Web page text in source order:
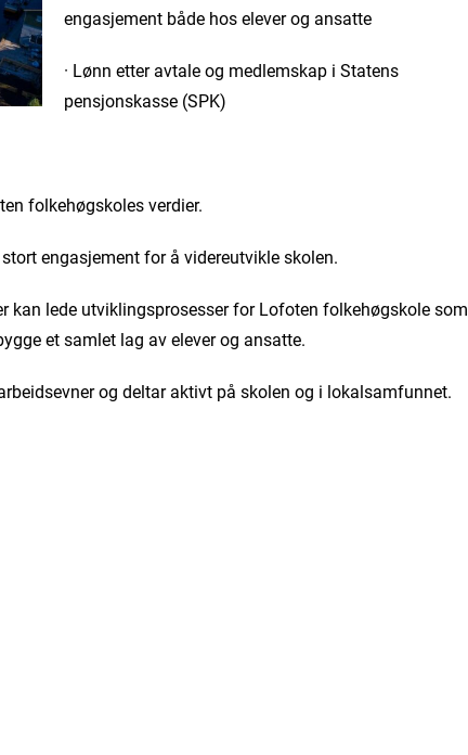
engasjement både hos elever og ansatte
· Lønn etter avtale og medlemskap i Statens
pensjonskasse (SPK)
folkehøgskoles verdier.
engasjement for å videreutvikle skolen.
kan lede utviklingsprosesser for Lofoten folkehøgskole som
et samlet lag av elever og ansatte.
og deltar aktivt på skolen og i lokalsamfunnet.